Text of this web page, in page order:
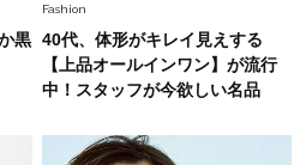
黒
Fashion
40代、体形がキレイ見えする
【上品オールインワン】が流行
中！スタッフが今欲しい名品